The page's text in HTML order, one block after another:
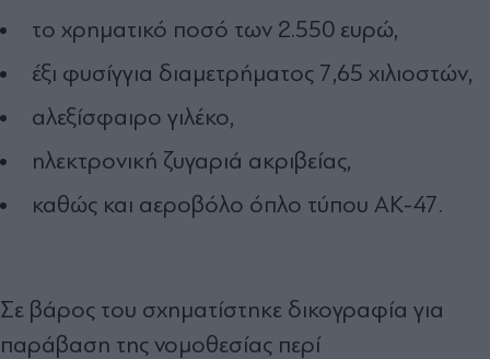
το χρηματικό ποσό των 2.550 ευρώ,
έξι φυσίγγια διαμετρήματος 7,65 χιλιοστών,
αλεξίσφαιρο γιλέκο,
ηλεκτρονική ζυγαριά ακριβείας,
καθώς και αεροβόλο όπλο τύπου AK-47.
Σε βάρος του σχηματίστηκε δικογραφία για
παράβαση της νομοθεσίας περί